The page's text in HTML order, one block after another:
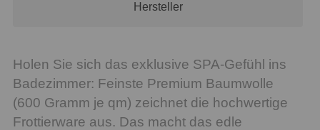
Hersteller
Holen Sie sich das exklusive SPA-Gefühl ins
Badezimmer: Feinste Premium Baumwolle
(600 Gramm je qm) zeichnet die hochwertige
Frottierware aus. Das macht das edle